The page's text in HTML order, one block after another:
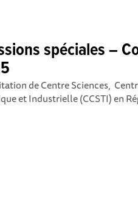
spéciales –
de Centre Sciences,
et Industrielle (CCSTI) en